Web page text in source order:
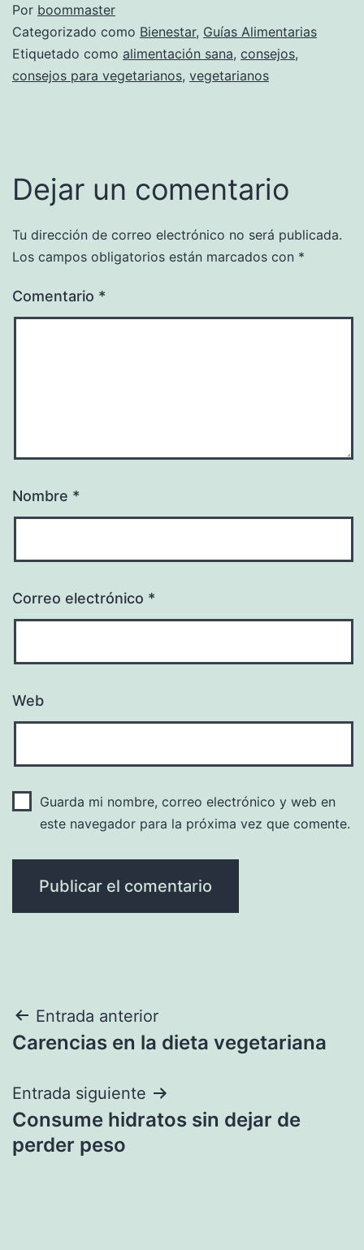
Por boommaster
Categorizado como Bienestar, Guías Alimentarias
Etiquetado como alimentación sana, consejos,
consejos para vegetarianos, vegetarianos
Dejar un comentario
Tu dirección de correo electrónico no será publicada.
Los campos obligatorios están marcados con *
Comentario *
Nombre *
Correo electrónico *
Web
Guarda mi nombre, correo electrónico y web en
este navegador para la próxima vez que comente.
Navegación
de
entradas
Entrada anterior
Carencias en la dieta vegetariana
Entrada siguiente
Consume hidratos sin dejar de
perder peso